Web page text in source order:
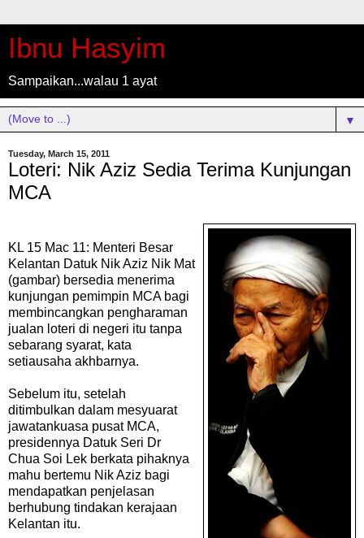
Ibnu Hasyim
Sampaikan...walau 1 ayat
▼
Tuesday, March 15, 2011
Loteri: Nik Aziz Sedia Terima Kunjungan
MCA
KL 15 Mac 11: Menteri Besar
Kelantan Datuk Nik Aziz Nik Mat
(gambar) bersedia menerima
kunjungan pemimpin MCA bagi
membincangkan pengharaman
jualan loteri di negeri itu tanpa
sebarang syarat, kata
setiausaha akhbarnya.
Sebelum itu, setelah
ditimbulkan dalam mesyuarat
jawatankuasa pusat MCA,
presidennya Datuk Seri Dr
Chua Soi Lek berkata pihaknya
mahu bertemu Nik Aziz bagi
mendapatkan penjelasan
berhubung tindakan kerajaan
Kelantan itu.